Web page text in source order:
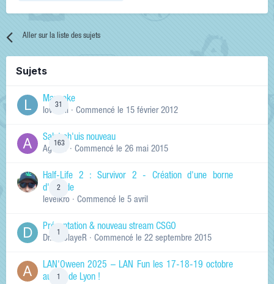
Aller sur la liste des sujets
Sujets
31
Manneke
lowskill · Commencé le 15 février 2012
163
Salut ch'uis nouveau
Ag0Nie · Commencé le 26 mai 2015
2
Half-Life 2 : Survivor 2 - Création d'une borne
d'arcade
levelkro · Commencé le 5 avril
1
Présentation & nouveau stream CSGO
Dr.KinSlayeR · Commencé le 22 septembre 2015
1
LAN'Oween 2025 – LAN Fun les 17-18-19 octobre
au sud de Lyon !